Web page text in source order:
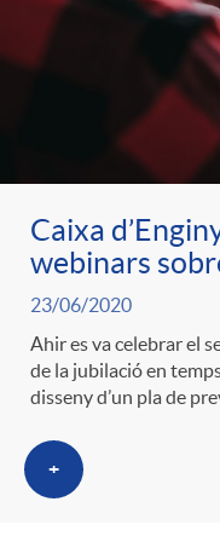
r
S
a
l
a
ó
e
r
c
a
t
n
i
d
o
A
l
c
a
d
o
r
Caixa
webinars
23/06/2020
Ahir es va celebrar el
de la jubilació en
disseny d’un pla de
+